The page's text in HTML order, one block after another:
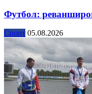
Футбол:
Спорт 05.08.2026